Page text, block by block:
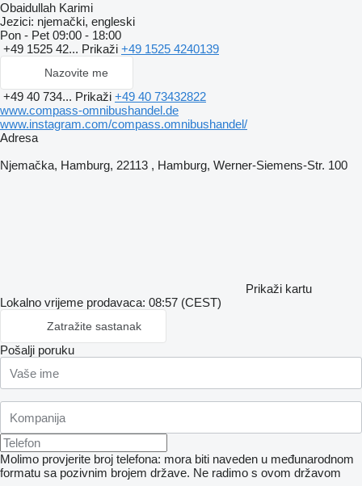
Obaidullah Karimi
Jezici: njemački, engleski
Pon - Pet 09:00 - 18:00
+49 1525 42... Prikaži +49 1525 4240139
Nazovite me
+49 40 734... Prikaži +49 40 73432822
www.compass-omnibushandel.de
www.instagram.com/compass.omnibushandel/
Adresa
Njemačka, Hamburg, 22113 , Hamburg, Werner-Siemens-Str. 100
Prikaži kartu
Lokalno vrijeme prodavaca: 08:57 (CEST)
Zatražite sastanak
Pošalji poruku
Molimo provjerite broj telefona: mora biti naveden u međunarodnom
formatu sa pozivnim brojem države. Ne radimo s ovom državom